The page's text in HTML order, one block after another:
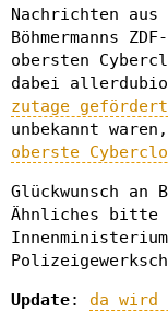
Nachrichten aus
Böhmermanns
obersten
dabei
zutage
unbekannt
oberste
Glückwunsch an
Ähnliches bitte
Update: da